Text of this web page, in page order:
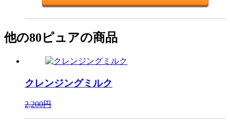
他の80ピュアの商品
クレンジングミルク
2,200円